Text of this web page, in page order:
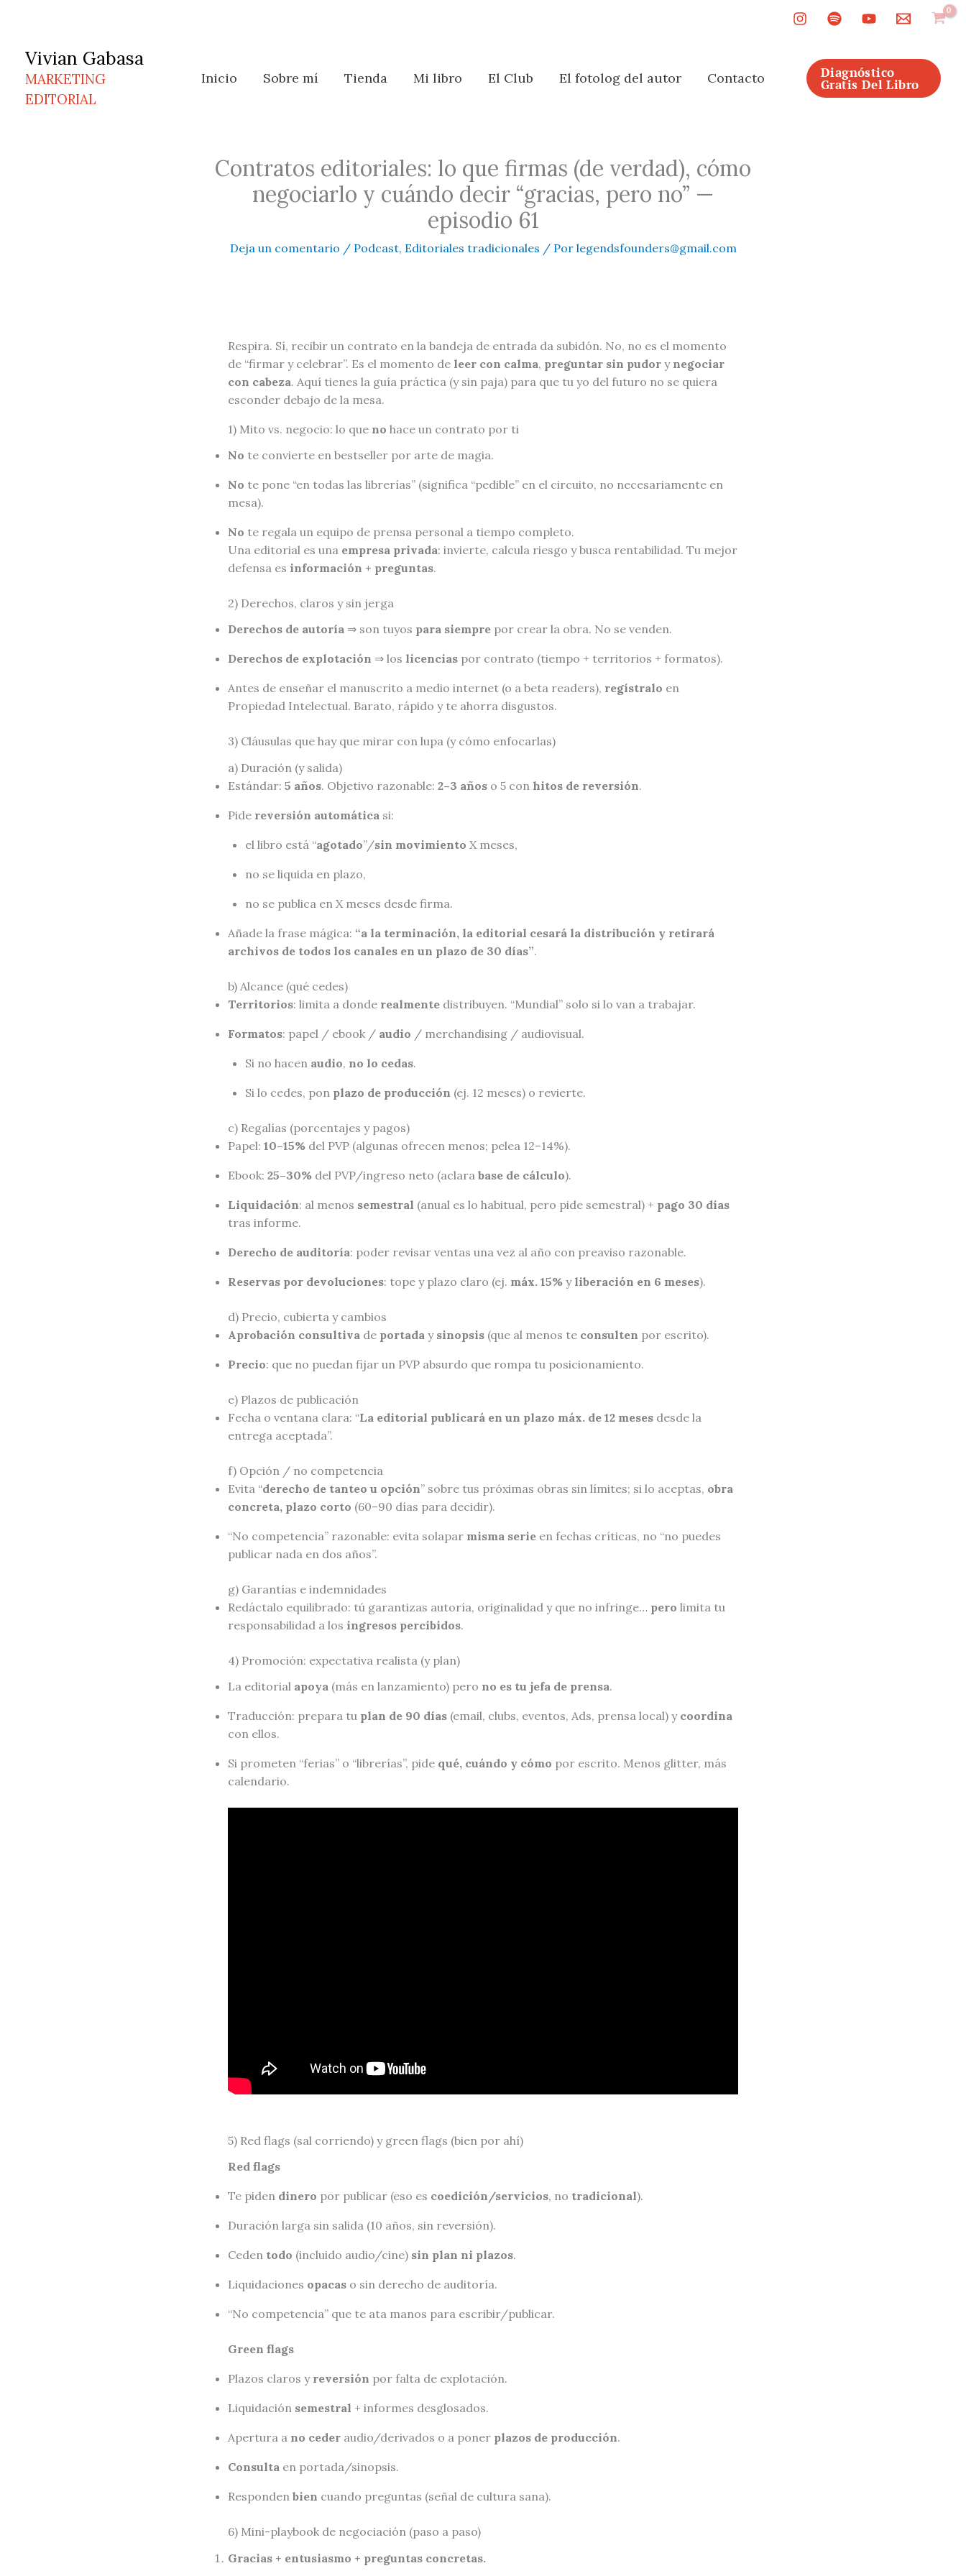
Vivian Gabasa
MARKETING
EDITORIAL
Inicio Sobre mí Tienda Mi libro El Club El fotolog del autor Contacto Diagnóstico
Gratis Del Libro
Contratos editoriales: lo que firmas (de verdad), cómo
negociarlo y cuándo decir “gracias, pero no” —
episodio 61
Deja un comentario / Podcast, Editoriales tradicionales / Por legendsfounders@gmail.com
Respira. Sí, recibir un contrato en la bandeja de entrada da subidón. No, no es el momento
de “firmar y celebrar”. Es el momento de leer con calma, preguntar sin pudor y negociar
con cabeza. Aquí tienes la guía práctica (y sin paja) para que tu yo del futuro no se quiera
esconder debajo de la mesa.
1) Mito vs. negocio: lo que no hace un contrato por ti
No te convierte en bestseller por arte de magia.
No te pone “en todas las librerías” (significa “pedible” en el circuito, no necesariamente en
mesa).
No te regala un equipo de prensa personal a tiempo completo.
Una editorial es una empresa privada: invierte, calcula riesgo y busca rentabilidad. Tu mejor
defensa es información + preguntas.
2) Derechos, claros y sin jerga
Derechos de autoría ⇒ son tuyos para siempre por crear la obra. No se venden.
Derechos de explotación ⇒ los licencias por contrato (tiempo + territorios + formatos).
Antes de enseñar el manuscrito a medio internet (o a beta readers), regístralo en
Propiedad Intelectual. Barato, rápido y te ahorra disgustos.
3) Cláusulas que hay que mirar con lupa (y cómo enfocarlas)
a) Duración (y salida)
Estándar: 5 años. Objetivo razonable: 2–3 años o 5 con hitos de reversión.
Pide reversión automática si:
el libro está “agotado”/sin movimiento X meses,
no se liquida en plazo,
no se publica en X meses desde firma.
Añade la frase mágica: “a la terminación, la editorial cesará la distribución y retirará
archivos de todos los canales en un plazo de 30 días”.
b) Alcance (qué cedes)
Territorios: limita a donde realmente distribuyen. “Mundial” solo si lo van a trabajar.
Formatos: papel / ebook / audio / merchandising / audiovisual.
Si no hacen audio, no lo cedas.
Si lo cedes, pon plazo de producción (ej. 12 meses) o revierte.
c) Regalías (porcentajes y pagos)
Papel: 10–15% del PVP (algunas ofrecen menos; pelea 12–14%).
Ebook: 25–30% del PVP/ingreso neto (aclara base de cálculo).
Liquidación: al menos semestral (anual es lo habitual, pero pide semestral) + pago 30 días
tras informe.
Derecho de auditoría: poder revisar ventas una vez al año con preaviso razonable.
Reservas por devoluciones: tope y plazo claro (ej. máx. 15% y liberación en 6 meses).
d) Precio, cubierta y cambios
Aprobación consultiva de portada y sinopsis (que al menos te consulten por escrito).
Precio: que no puedan fijar un PVP absurdo que rompa tu posicionamiento.
e) Plazos de publicación
Fecha o ventana clara: “La editorial publicará en un plazo máx. de 12 meses desde la
entrega aceptada”.
f) Opción / no competencia
Evita “derecho de tanteo u opción” sobre tus próximas obras sin límites; si lo aceptas, obra
concreta, plazo corto (60–90 días para decidir).
“No competencia” razonable: evita solapar misma serie en fechas críticas, no “no puedes
publicar nada en dos años”.
g) Garantías e indemnidades
Redáctalo equilibrado: tú garantizas autoría, originalidad y que no infringe… pero limita tu
responsabilidad a los ingresos percibidos.
4) Promoción: expectativa realista (y plan)
La editorial apoya (más en lanzamiento) pero no es tu jefa de prensa.
Traducción: prepara tu plan de 90 días (email, clubs, eventos, Ads, prensa local) y coordina
con ellos.
Si prometen “ferias” o “librerías”, pide qué, cuándo y cómo por escrito. Menos glitter, más
calendario.
5) Red flags (sal corriendo) y green flags (bien por ahí)
Red flags
Te piden dinero por publicar (eso es coedición/servicios, no tradicional).
Duración larga sin salida (10 años, sin reversión).
Ceden todo (incluido audio/cine) sin plan ni plazos.
Liquidaciones opacas o sin derecho de auditoría.
“No competencia” que te ata manos para escribir/publicar.
Green flags
Plazos claros y reversión por falta de explotación.
Liquidación semestral + informes desglosados.
Apertura a no ceder audio/derivados o a poner plazos de producción.
Consulta en portada/sinopsis.
Responden bien cuando preguntas (señal de cultura sana).
6) Mini-playbook de negociación (paso a paso)
Gracias + entusiasmo + preguntas concretas.